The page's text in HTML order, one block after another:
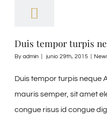
Duis tempor turpis
By admin junio 29th, 2015
Duis tempor turpis neque
mauris semper, sit amet
congue risus id congue